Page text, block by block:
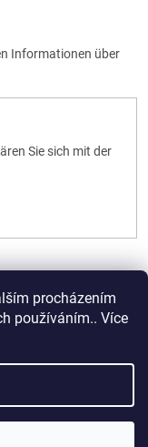
procházením
používáním.. Více
Informationen über
Sie sich mit der